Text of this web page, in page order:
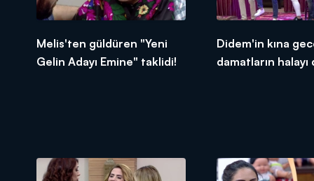
Melis'ten güldüren "Yeni
Gelin Adayı Emine" taklidi!
Didem'in kına
damatların halayı